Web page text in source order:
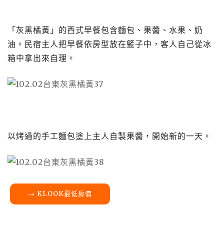
「灰黑橘黃」的西式早餐包含麵包、果醬、水果、奶
油。民宿主人把早餐依房型放在籃子中，客人自己從冰
箱中拿出來自理。
以烤過的手工麵包塗上主人自製果醬，開始新的一天。
→ KLOOK最低房價